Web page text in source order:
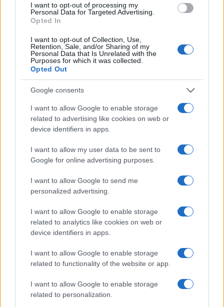
I want to opt-out of processing my
Personal Data for Targeted Advertising.
Opted In
I want to opt-out of Collection, Use,
Retention, Sale, and/or Sharing of my
Personal Data that Is Unrelated with the
Purposes for which it was collected.
Opted Out
Google consents
I want to allow Google to enable storage
related to advertising like cookies on web or
device identifiers in apps.
I want to allow my user data to be sent to
Google for online advertising purposes.
I want to allow Google to send me
personalized advertising.
I want to allow Google to enable storage
related to analytics like cookies on web or
device identifiers in apps.
I want to allow Google to enable storage
related to functionality of the website or app.
I want to allow Google to enable storage
related to personalization.
Plano de governo de Lula: soberania, investimentos e reforma
tributária
Rafael Oliveira · 9 ago 2026
NÃO CLASSIFICADO
Redução histórica do desmatamento na Amazônia entre agosto
de 2026 e julho de 2026
Beatriz Almeida · 7 ago 2026
NÃO CLASSIFICADO